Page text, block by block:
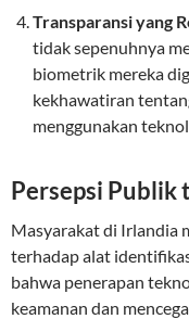
Transparansi yang
tidak sepenuhnya
biometrik mereka
kekhawatiran
menggunakan
Persepsi Publik
Masyarakat di Irlandia
terhadap alat
bahwa penerapan
keamanan dan